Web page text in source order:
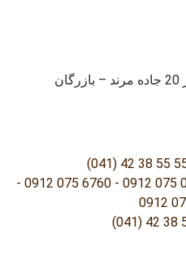
موبایل: 0500 075 0912 - 0400 075 0912 - 6760 075 0912 -